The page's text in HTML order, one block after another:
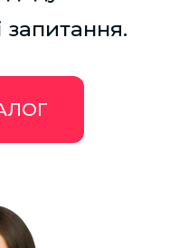
запитання.